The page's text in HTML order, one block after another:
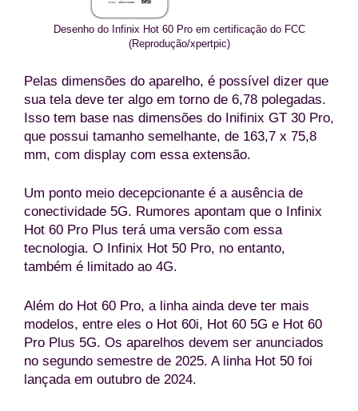
Desenho do Infinix Hot 60 Pro em certificação do FCC
(Reprodução/xpertpic)
Pelas dimensões do aparelho, é possível dizer que
sua tela deve ter algo em torno de 6,78 polegadas.
Isso tem base nas dimensões do Inifinix GT 30 Pro,
que possui tamanho semelhante, de 163,7 x 75,8
mm, com display com essa extensão.
Um ponto meio decepcionante é a ausência de
conectividade 5G. Rumores apontam que o Infinix
Hot 60 Pro Plus terá uma versão com essa
tecnologia. O Infinix Hot 50 Pro, no entanto,
também é limitado ao 4G.
Além do Hot 60 Pro, a linha ainda deve ter mais
modelos, entre eles o Hot 60i, Hot 60 5G e Hot 60
Pro Plus 5G. Os aparelhos devem ser anunciados
no segundo semestre de 2025. A linha Hot 50 foi
lançada em outubro de 2024.